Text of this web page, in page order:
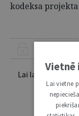
kodeksa
Lai lasītu šo
Esošos
Vietnē
Lai vietne